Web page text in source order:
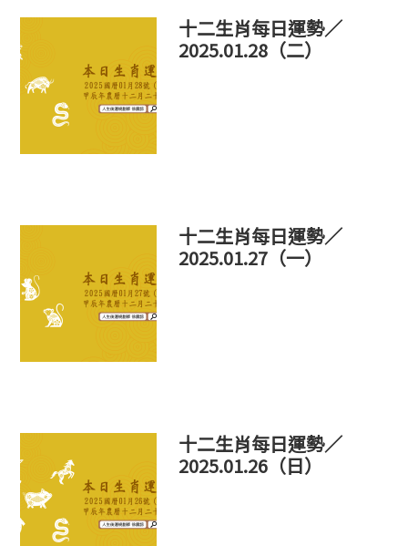
十二生肖每日運勢／
2025.01.28（二）
十二生肖每日運勢／
2025.01.27（一）
十二生肖每日運勢／
2025.01.26（日）